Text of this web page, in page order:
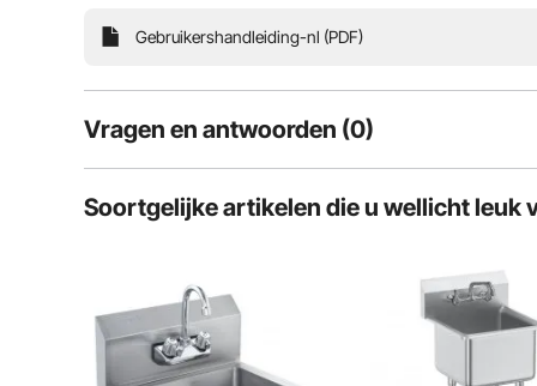
De 360° draaibare kraan is geschikt voor dagelijks
wassen en
Gebruikershandleiding-nl (PDF)
Vragen en antwoorden (0)
Is het product duurzaam? ...
Soortgelijke artikelen die u wellicht leuk